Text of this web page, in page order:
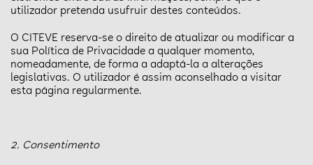
utilizador pretenda usufruir destes conteúdos.
O CITEVE reserva-se o direito de atualizar ou modificar a
sua Política de Privacidade a qualquer momento,
nomeadamente, de forma a adaptá-la a alterações
legislativas. O utilizador é assim aconselhado a visitar
esta página regularmente.
2. Consentimento